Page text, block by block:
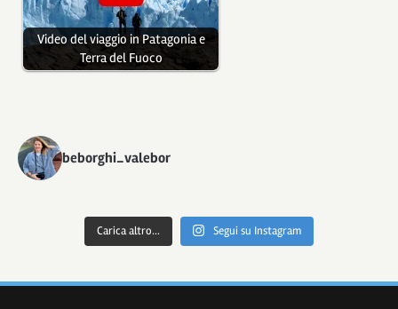
Video del viaggio in Patagonia e
Terra del Fuoco
beborghi_valebor
Carica altro... Segui su Instagram